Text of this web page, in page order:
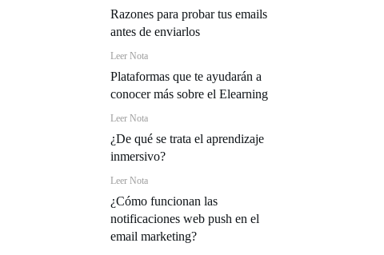
Razones para probar tus emails
antes de enviarlos
Leer Nota
Plataformas que te ayudarán a
conocer más sobre el Elearning
Leer Nota
¿De qué se trata el aprendizaje
inmersivo?
Leer Nota
¿Cómo funcionan las
notificaciones web push en el
email marketing?